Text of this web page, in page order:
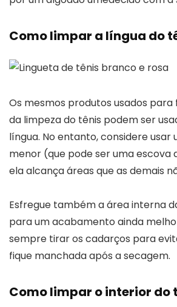
Como limpar a língua do
Os mesmos produtos usados
da limpeza do tênis podem ser
língua. No entanto, considere usar
menor (que pode ser uma escova
ela alcança áreas que as demais
Esfregue também a área interna
para um acabamento ainda
sempre tirar os cadarços para
fique manchada após a secagem.
Como limpar o interior do